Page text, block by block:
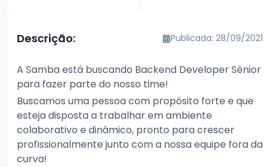
Descrição: Publicada: 28/09/2021
A Samba está buscando Backend Developer Sênior
para fazer parte do nosso time!
Buscamos uma pessoa com propósito forte e que
esteja disposta a trabalhar em ambiente
colaborativo e dinâmico, pronto para crescer
profissionalmente junto com a nossa equipe fora da
curva!